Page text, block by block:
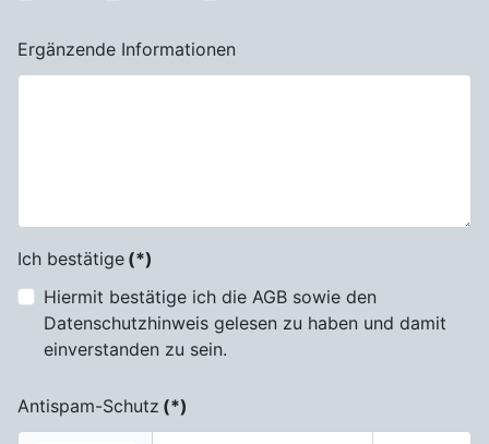
Ergänzende Informationen
Ich bestätige (*)
Hiermit bestätige ich die AGB sowie den
Datenschutzhinweis gelesen zu haben und damit
einverstanden zu sein.
Antispam-Schutz (*)